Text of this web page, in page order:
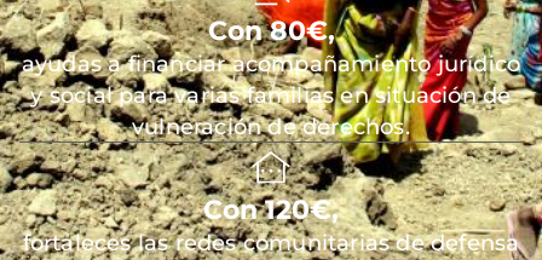
Con 80€,
ayudas a financiar acompañamiento jurídico
y social para varias familias en situación de
vulneración de derechos.
Con 120€,
fortaleces las redes comunitarias de defensa